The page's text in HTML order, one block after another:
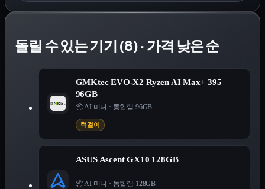
돌릴 수 있는 기기 (8) · 가격 낮은 순
GMKtec EVO-X2 Ryzen AI Max+ 395
96GB
📦 AI 미니 · 통합램 96GB
턱걸이
ASUS Ascent GX10 128GB
📦 AI 미니 · 통합램 128GB